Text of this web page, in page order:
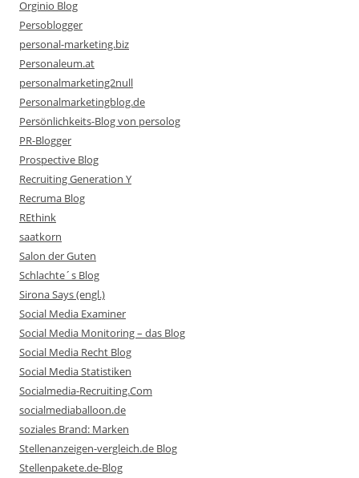
Orginio Blog
Persoblogger
personal-marketing.biz
Personaleum.at
personalmarketing2null
Personalmarketingblog.de
Persönlichkeits-Blog von persolog
PR-Blogger
Prospective Blog
Recruiting Generation Y
Recruma Blog
REthink
saatkorn
Salon der Guten
Schlachte´s Blog
Sirona Says (engl.)
Social Media Examiner
Social Media Monitoring – das Blog
Social Media Recht Blog
Social Media Statistiken
Socialmedia-Recruiting.Com
socialmediaballoon.de
soziales Brand: Marken
Stellenanzeigen-vergleich.de Blog
Stellenpakete.de-Blog